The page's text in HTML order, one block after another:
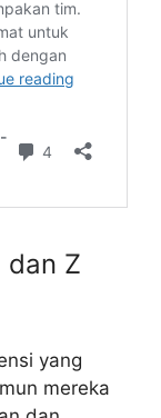
dan Z
yang
mereka